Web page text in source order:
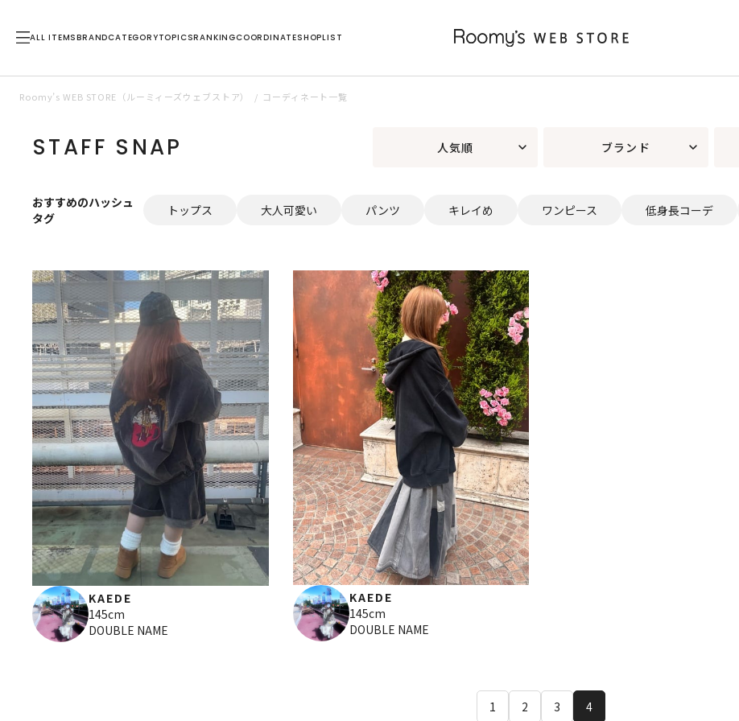
ALL ITEMSBRANDCATEGORYTOPICSRANKINGCOORDINATESHOPLIST
Roomy’s WEB STORE（ルーミィーズウェブストア） コーディネート一覧
STAFF SNAP 人気順 ブランド
おすすめのハッシュ
タグ
トップス 大人可愛い パンツ キレイめ ワンピース 低身長コーデ
KAEDE
145cm
DOUBLE NAME
KAEDE
145cm
DOUBLE NAME
1 2 3 4